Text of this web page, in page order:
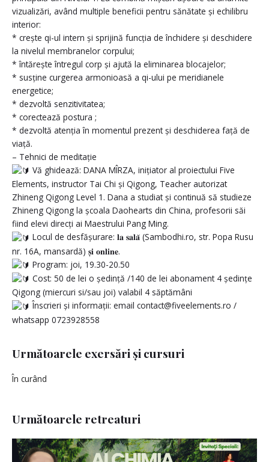
vizualizări, având multiple beneficii pentru sănătate și echilibru
interior:
* crește qi-ul intern și sprijină funcția de închidere și deschidere
la nivelul membranelor corpului;
* întărește întregul corp și ajută la eliminarea blocajelor;
* susține curgerea armonioasă a qi-ului pe meridianele
energetice;
* dezvoltă senzitivitatea;
* corectează postura ;
* dezvoltă atenția în momentul prezent și deschiderea față de
viață.
– Tehnici de meditație
Vă ghidează: DANA MÎRZA, inițiator al proiectului Five
Elements, instructor Tai Chi și Qigong, Teacher autorizat
Zhineng Qigong Level 1. Dana a studiat și continuă să studieze
Zhineng Qigong la școala Daohearts din China, profesorii săi
fiind elevi direcți ai Maestrului Pang Ming.
Locul de desfășurare: 𝐥𝐚 𝐬𝐚𝐥𝐚̆ (Sambodhi.ro, str. Popa Rusu
nr. 16A, mansardă) 𝐬̦𝐢 𝐨𝐧𝐥𝐢𝐧𝐞.
Program: joi, 19.30-20.50
Cost: 50 de lei o ședință /140 de lei abonament 4 ședințe
Qigong (miercuri si/sau joi) valabil 4 săptămâni
Înscrieri și informații: email contact@fiveelements.ro /
whatsapp 0723928558
Următoarele exersări și cursuri
În curând
Următoarele retreaturi